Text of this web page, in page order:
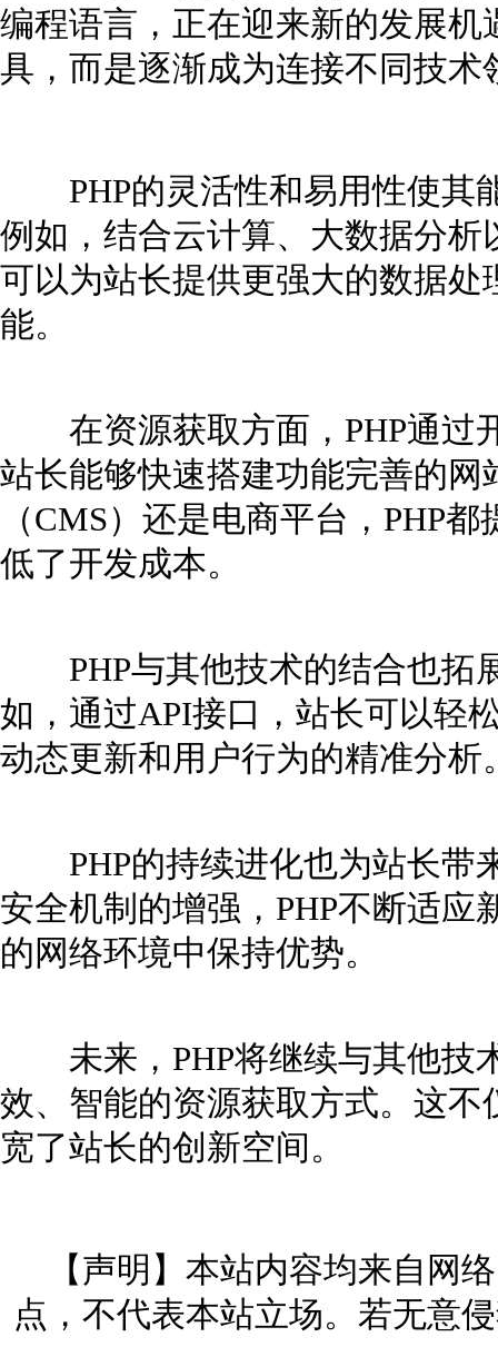
编程语言，正在迎来新的发展
具，而是逐渐成为连接不同技术
PHP的灵活性和易用性使其
例如，结合云计算、大数据分析
可以为站长提供更强大的数据
能。
在资源获取方面，PHP通过
站长能够快速搭建功能完善的
（CMS）还是电商平台，PHP
低了开发成本。
PHP与其他技术的结合也拓
如，通过API接口，站长可以轻
动态更新和用户行为的精准分析
PHP的持续进化也为站长带
安全机制的增强，PHP不断适
的网络环境中保持优势。
未来，PHP将继续与其他技
效、智能的资源获取方式。这
宽了站长的创新空间。
【声明】本站内容均来自网
点，不代表本站立场。若无意